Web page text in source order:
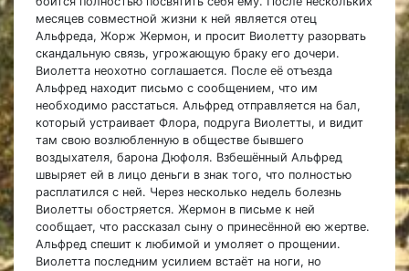
месяцев совместной жизни к ней является отец
Альфреда, Жорж Жермон, и просит Виолетту разорвать
скандальную связь, угрожающую браку его дочери.
Виолетта неохотно соглашается. После её отъезда
Альфред находит письмо с сообщением, что им
необходимо расстаться. Альфред отправляется на бал,
который устраивает Флора, подруга Виолетты, и видит
там свою возлюбленную в обществе бывшего
воздыхателя, барона Дюфоля. Взбешённый Альфред
швыряет ей в лицо деньги в знак того, что полностью
расплатился с ней. Через несколько недель болезнь
Виолетты обостряется. Жермон в письме к ней
сообщает, что рассказал сыну о принесённой ею жертве.
Альфред спешит к любимой и умоляет о прощении.
Виолетта последним усилием встаёт на ноги, но